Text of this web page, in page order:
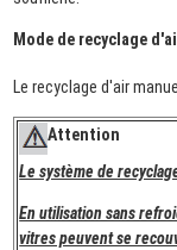
Mode de recyclage
Le recyclage d'air
Attention
Le système de
En utilisation sans
vitres peuvent se